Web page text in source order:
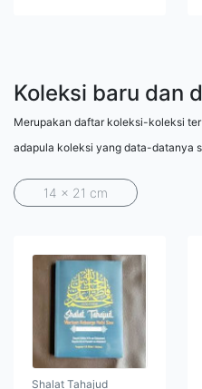
Koleksi baru dan
Merupakan daftar koleksi-koleksi
adapula koleksi yang data-datanya
14 x 21 cm
Shalat Tahajud